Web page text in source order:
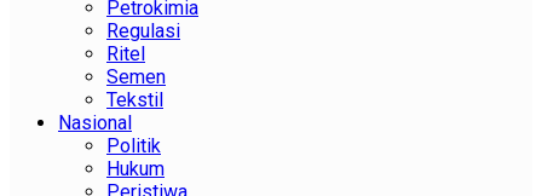
Petrokimia
Regulasi
Ritel
Semen
Tekstil
Nasional
Politik
Hukum